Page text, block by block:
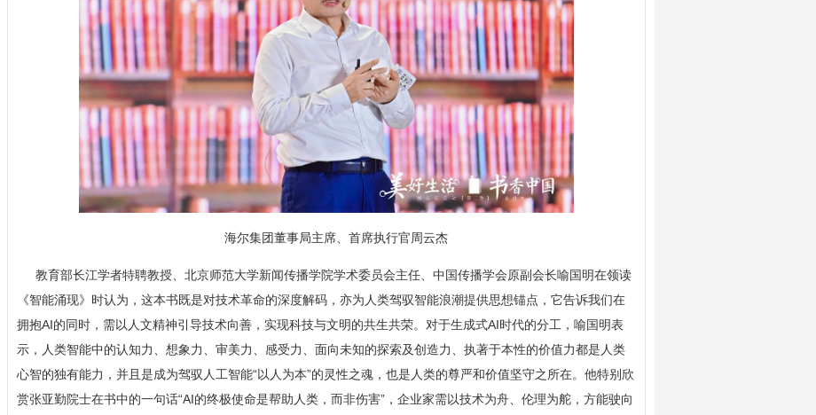
海尔集团董事局主席、首席执行官周云杰
教育部长江学者特聘教授、北京师范大学新闻传播学院学术委员会主任、中国传播学会原副会长喻国明在领读
《智能涌现》时认为，这本书既是对技术革命的深度解码，亦为人类驾驭智能浪潮提供思想锚点，它告诉我们在
拥抱AI的同时，需以人文精神引导技术向善，实现科技与文明的共生共荣。对于生成式AI时代的分工，喻国明表
示，人类智能中的认知力、想象力、审美力、感受力、面向未知的探索及创造力、执著于本性的价值力都是人类
心智的独有能力，并且是成为驾驭人工智能“以人为本”的灵性之魂，也是人类的尊严和价值坚守之所在。他特别欣
赏张亚勤院士在书中的一句话“AI的终极使命是帮助人类，而非伤害”，企业家需以技术为舟、伦理为舵，方能驶向